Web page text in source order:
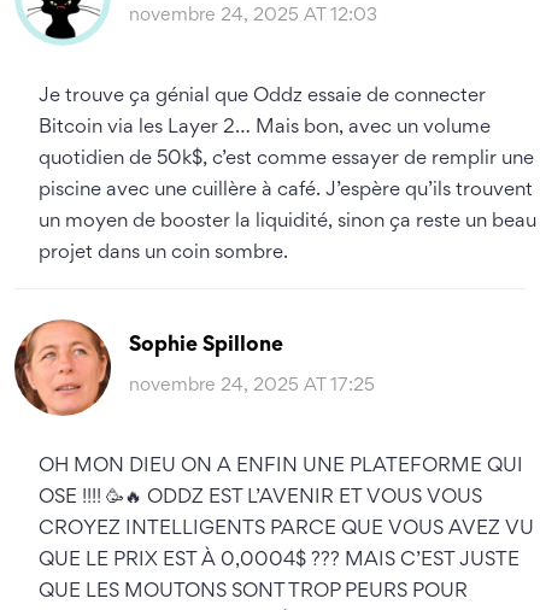
novembre 24, 2025 AT 12:03
Je trouve ça génial que Oddz essaie de connecter
Bitcoin via les Layer 2… Mais bon, avec un volume
quotidien de 50k$, c’est comme essayer de remplir une
piscine avec une cuillère à café. J’espère qu’ils trouvent
un moyen de booster la liquidité, sinon ça reste un beau
projet dans un coin sombre.
Sophie Spillone
novembre 24, 2025 AT 17:25
OH MON DIEU ON A ENFIN UNE PLATEFORME QUI
OSE !!!! 🥳🔥 ODDZ EST L’AVENIR ET VOUS VOUS
CROYEZ INTELLIGENTS PARCE QUE VOUS AVEZ VU
QUE LE PRIX EST À 0,0004$ ??? MAIS C’EST JUSTE
QUE LES MOUTONS SONT TROP PEURS POUR